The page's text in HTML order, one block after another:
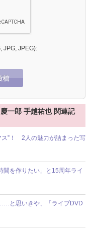
JPG, JPEG):
一郎 手越祐也 関連記
ス”！ 2人の魅力が詰まった写
間を作りたい」と15周年ライ
と思いきや、「ライブDVD